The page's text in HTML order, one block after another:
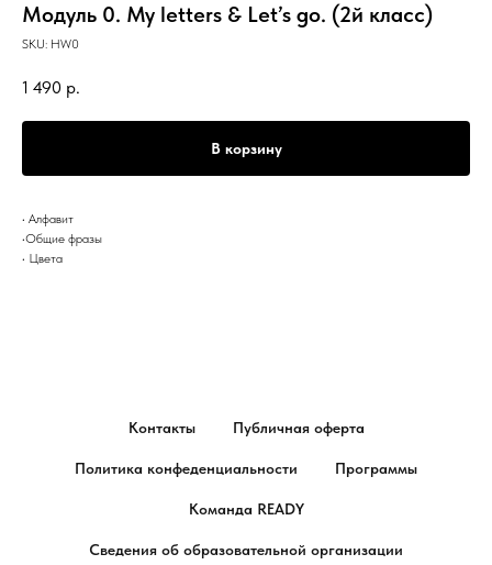
Модуль 0. My letters & Let’s go. (2й класс)
SKU: HW0
1 490 р.
В корзину
• Алфавит
•Общие фразы
• Цвета
Контакты Публичная оферта
Политика конфеденциальности Программы
Команда READY
Сведения об образовательной организации